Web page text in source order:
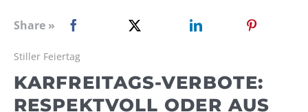
WEBRADIO
Share »
Stiller Feiertag
KARFREITAGS-VERBOTE:
RESPEKTVOLL ODER AUS